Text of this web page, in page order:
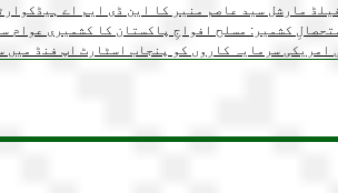
فیلڈ مارشل سید عاصم منیر کا این ڈی ایم اے
کشمیر: مسلح افواجِ پاکستان کا کشمیری عوام
امریکی سرمایہ کاروں کو پنجاب اسٹارٹ اپ فنڈ میں